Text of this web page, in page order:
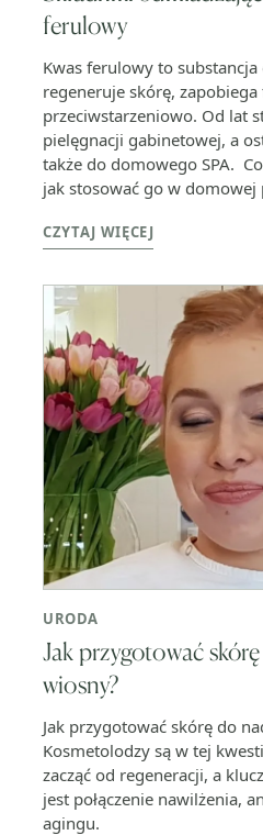
ferulowy
Kwas ferulowy to
regeneruje skórę,
przeciwstarzeniowo. Od lat
pielęgnacji gabinetowej, a
także do domowego SPA.
jak stosować go w domowej
CZYTAJ WIĘCEJ
URODA
Jak przygotować
wiosny?
Jak przygotować skórę do
Kosmetolodzy są w tej
zacząć od regeneracji, a
jest połączenie nawilżenia,
agingu.